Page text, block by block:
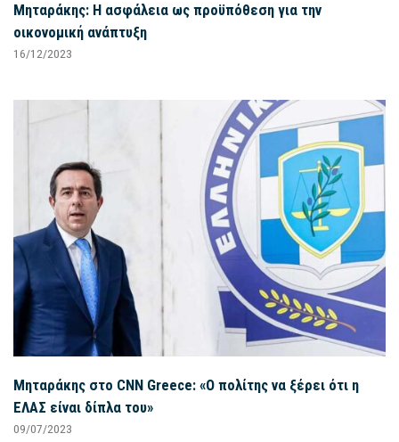
Μηταράκης: Η ασφάλεια ως προϋπόθεση για την
οικονομική ανάπτυξη
16/12/2023
Μηταράκης στο CNN Greece: «Ο πολίτης να ξέρει ότι η
ΕΛΑΣ είναι δίπλα του»
09/07/2023